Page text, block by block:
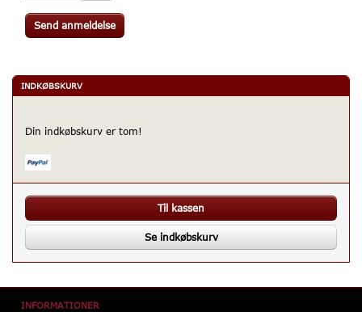
Send anmeldelse
INDKØBSKURV
Din indkøbskurv er tom!
Til kassen
Se indkøbskurv
INFORMATIONER